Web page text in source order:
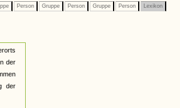
Person Gruppe Person Gruppe Person Lexikon
der
der